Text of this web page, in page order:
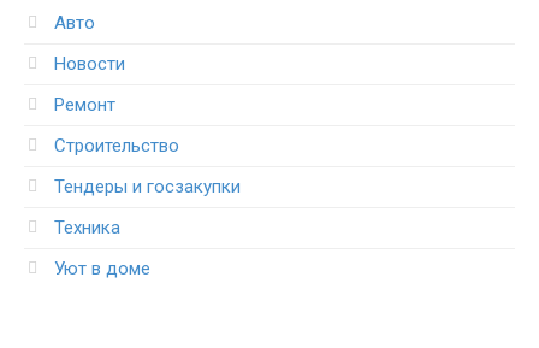
Авто
Новости
Ремонт
Строительство
Тендеры и госзакупки
Техника
Уют в доме